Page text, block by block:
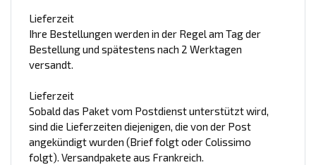
Lieferzeit
Ihre Bestellungen werden in der Regel am Tag der
Bestellung und spätestens nach 2 Werktagen
versandt.
Lieferzeit
Sobald das Paket vom Postdienst unterstützt wird,
sind die Lieferzeiten diejenigen, die von der Post
angekündigt wurden (Brief folgt oder Colissimo
folgt). Versandpakete aus Frankreich.